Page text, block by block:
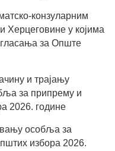
конзуларним
Херцеговине у којима
за Опште
и трајању
за припрему и
2026. године
особља за
избора 2026.